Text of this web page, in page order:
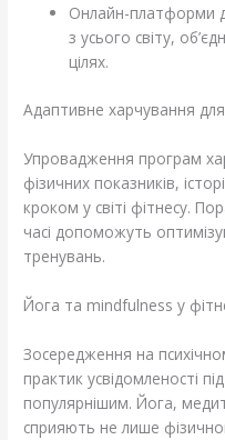
Онлайн-платформи
з усього світу,
цілях.
Адаптивне харчування
Упровадження програм
фізичних показників,
кроком у світі фітнесу.
часі допоможуть
тренувань.
Йога та mindfulness у
Зосередження на
практик усвідомленості
популярнішим. Йога,
сприяють не лише